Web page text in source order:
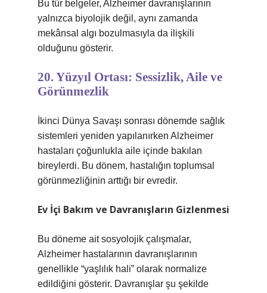
Bu tür belgeler, Alzheimer davranışlarının
yalnızca biyolojik değil, aynı zamanda
mekânsal algı bozulmasıyla da ilişkili
olduğunu gösterir.
20. Yüzyıl Ortası: Sessizlik, Aile ve
Görünmezlik
İkinci Dünya Savaşı sonrası dönemde sağlık
sistemleri yeniden yapılanırken Alzheimer
hastaları çoğunlukla aile içinde bakılan
bireylerdi. Bu dönem, hastalığın toplumsal
görünmezliğinin arttığı bir evredir.
Ev İçi Bakım ve Davranışların Gizlenmesi
Bu döneme ait sosyolojik çalışmalar,
Alzheimer hastalarının davranışlarının
genellikle “yaşlılık hali” olarak normalize
edildiğini gösterir. Davranışlar şu şekilde